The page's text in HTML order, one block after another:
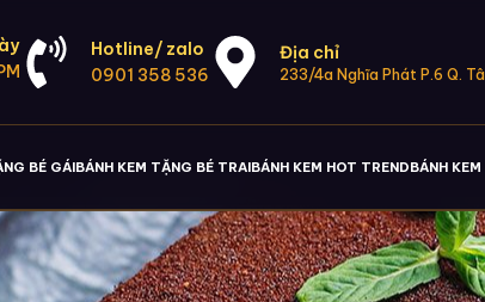
Hotline/ zalo
0901 358 536
Địa chỉ
233/4a Nghĩa Phát P.6 Q.
BÉ GÁIBÁNH KEM TẶNG BÉ TRAIBÁNH KEM HOT TRENDBÁNH KEM